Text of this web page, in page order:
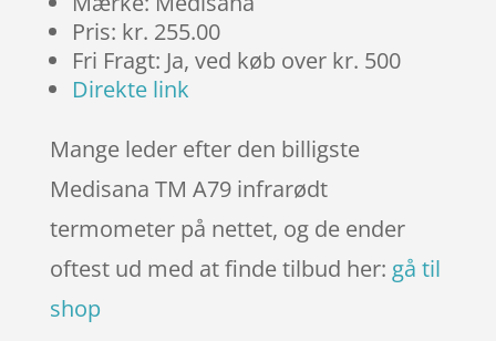
Pris: kr. 255.00
Fri Fragt: Ja, ved køb over kr. 500
Direkte link
Mange leder efter den billigste
Medisana TM A79 infrarødt
termometer på nettet, og de ender
oftest ud med at finde tilbud her: gå til
shop